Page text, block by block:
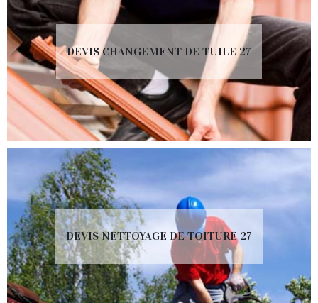
DEVIS CHANGEMENT DE TUILE 27
DEVIS NETTOYAGE DE TOITURE 27